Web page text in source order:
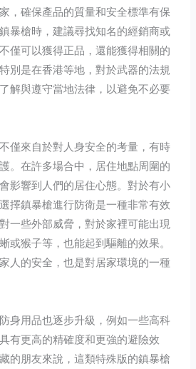
，確保產品的質量和安全標準有保
暴槍時，建議尋找知名的經銷商或
僅可以獲得正品，還能獲得相關的
別是在香港等地，對於武器的法規
解與遵守當地法律，以避免不必要
僅來自於對人身安全的考量，有時
。在許多場合中，居住地點周圍的
影響到人們的居住心態。對於有小
擇鎮暴槍進行防衛是一種非常有效
一些外部威脅，對於家裡可能出現
或猴子等，也能起到驅離的效果。
人的安全，也是對居家環境的一種
身用品也逐步升級，例如一些高科
有更高的精確度和更強的避險效
的朋友來說，這類特殊版的鎮暴槍